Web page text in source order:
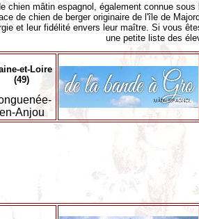
chien mâtin espagnol, également connue
de chien de berger originaire de l'île de
et leur fidélité envers leur maître. Si vous
une petite liste des
et-Loire
(49)
Anjou